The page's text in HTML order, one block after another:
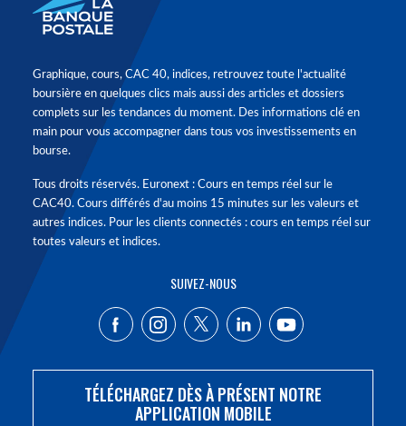
Graphique, cours, CAC 40, indices, retrouvez toute l'actualité
boursière en quelques clics mais aussi des articles et dossiers
complets sur les tendances du moment. Des informations clé en
main pour vous accompagner dans tous vos investissements en
bourse.
Tous droits réservés. Euronext : Cours en temps réel sur le
CAC40. Cours différés d'au moins 15 minutes sur les valeurs et
autres indices. Pour les clients connectés : cours en temps réel sur
toutes valeurs et indices.
SUIVEZ-NOUS
TÉLÉCHARGEZ DÈS À PRÉSENT NOTRE
APPLICATION MOBILE